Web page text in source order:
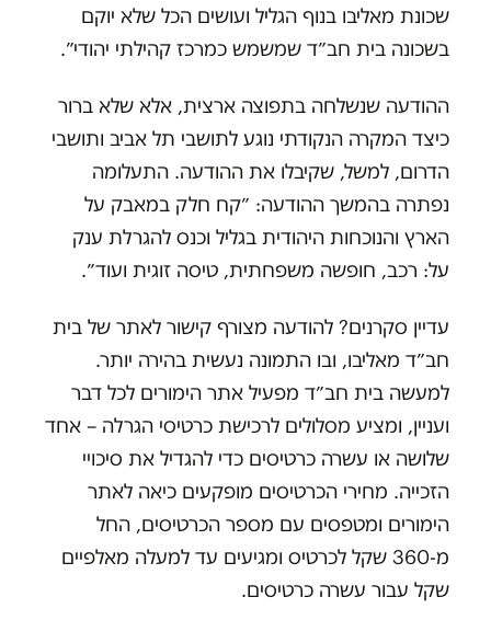
שכונת מאליבו בנוף הגליל ועושים הכל שלא יוקם
בשכונה בית חב״ד שמשמש כמרכז קהילתי יהודי״.
ההודעה שנשלחה בתפוצה ארצית, אלא שלא ברור
כיצד המקרה הנקודתי נוגע לתושבי תל אביב ותושבי
הדרום, למשל, שקיבלו את ההודעה. התעלומה
נפתרה בהמשך ההודעה: ״קח חלק במאבק על
הארץ והנוכחות היהודית בגליל וכנס להגרלת ענק
על: רכב, חופשה משפחתית, טיסה זוגית ועוד״.
עדיין סקרנים? להודעה מצורף קישור לאתר של בית
חב״ד מאליבו, ובו התמונה נעשית בהירה יותר.
למעשה בית חב״ד מפעיל אתר הימורים לכל דבר
ועניין, ומציע מסלולים לרכישת כרטיסי הגרלה – אחד
שלושה או עשרה כרטיסים כדי להגדיל את סיכויי
הזכייה. מחירי הכרטיסים מופקעים כיאה לאתר
הימורים ומטפסים עם מספר הכרטיסים, החל
מ-360 שקל לכרטיס ומגיעים עד למעלה מאלפיים
שקל עבור עשרה כרטיסים.